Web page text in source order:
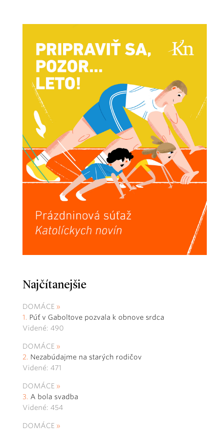
Najčítanejšie
DOMÁCE
Púť v Gaboltove pozvala k obnove srdca
Videné: 490
DOMÁCE
Nezabúdajme na starých rodičov
Videné: 471
DOMÁCE
A bola svadba
Videné: 454
DOMÁCE